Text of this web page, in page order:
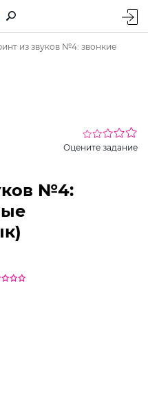
из звуков №4: звонкие
Оцените задание
№4: